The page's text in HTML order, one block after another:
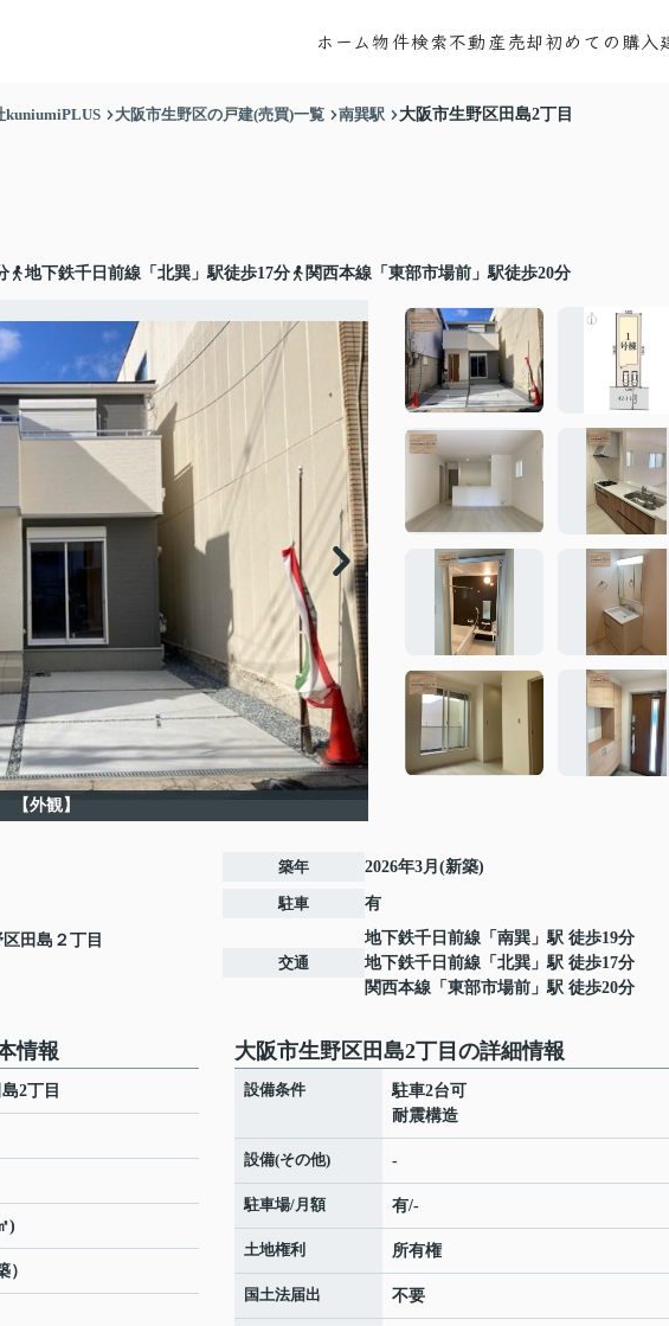
ホーム物件検索不動産売却初めての購入
kuniumiPLUS 大阪市生野区の戸建(売買)一覧 南巽駅 大阪市生野区田島2丁目
地下鉄千日前線「北巽」駅徒歩17分 関西本線「東部市場前」駅徒歩20分
【外観】
区田島 ２丁目
築年 2026年3月(新築)
駐車 有
交通
地下鉄千日前線 「 南巽 」駅 徒歩19分
地下鉄千日前線 「 北巽 」駅 徒歩17分
関西本線 「 東部市場前 」駅 徒歩20分
情報
2丁目
)
）
大阪市生野区田島2丁目の詳細情報
設備条件
駐車2台可
耐震構造
設備(その他) -
駐車場/月額 有/-
土地権利 所有権
国土法届出 不要